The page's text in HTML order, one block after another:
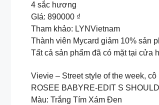
4 sắc hương
GIá: 890000 ₫
Tham khảo: LYNVietnam
Thành viên Mycard giảm 10% sản
Tất cả sản phẩm đã có mặt tại cửa
Vievie – Street style of the week,
ROSEE BABYRE-EDIT S
Màu: Trắng Tím Xám Đen